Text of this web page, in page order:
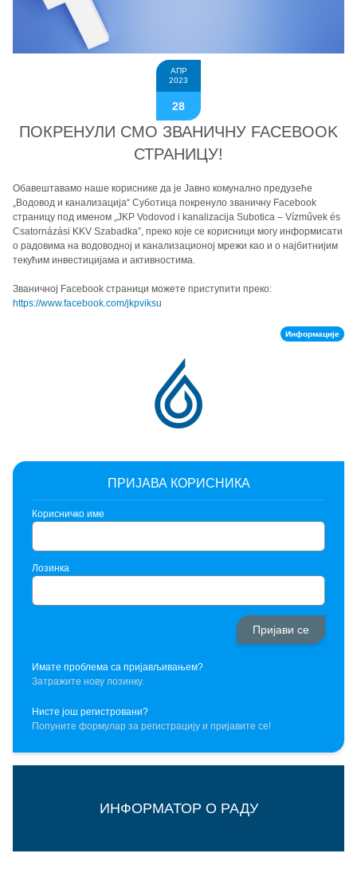
АПР
2023
28
ПОКРЕНУЛИ СМО ЗВАНИЧНУ FACEBOOK
СТРАНИЦУ!
Обавештавамо наше кориснике да је Јавно комунално предузеће
„Водовод и канализација“ Суботица покренуло званичну Facebook
страницу под именом „JKP Vodovod i kanalizacija Subotica – Vízművek és
Csatornázási KKV Szabadka”, преко које се корисници могу информисати
о радовима на водоводној и канализационој мрежи као и о најбитнијим
текућим инвестицијама и активностима.
Званичној Facebook страници можете приступити преко:
https://www.facebook.com/jkpviksu
Информације
ПРИЈАВА КОРИСНИКА
Корисничко име
Лозинка
Имате проблема са пријављивањем?
Затражите нову лозинку.
Нисте још регистровани?
Попуните формулар за регистрацију и пријавите се!
ИНФОРМАТОР О РАДУ